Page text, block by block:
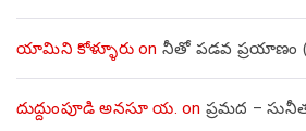
యామిని కోళ్ళూరుon నీతో పడవ ప్రయాణం
దుద్దుంపూడి అనసూ య. on ప్రమద –